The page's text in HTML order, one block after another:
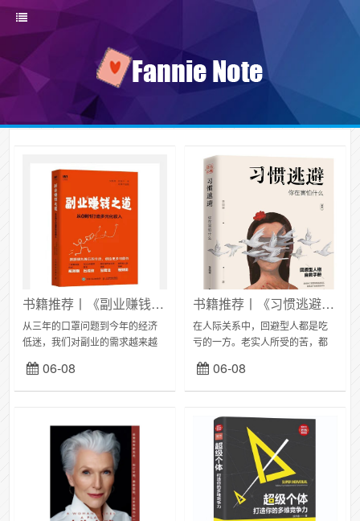
书籍推荐丨《副业赚钱之道》：5个维度挖掘自我潜力，打造自己的扇形收入图
从三年的口罩问题到今年的经济
低迷，我们对副业的需求越来越
自己在本职工作消失的那天不至
于手脚慌乱。八小时之内谋生
06-08
书籍推荐丨《习惯逃避》找到你害怕的原因，勇敢面对不做软柿子
在人际关系中，回避型人都是吃
亏的一方。老实人所受的苦，都
他人的语言，行为无法拒绝，又
觉得不公，不停的陷入内耗。健
06-08